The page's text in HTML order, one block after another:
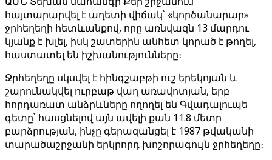
հայտարարվել է աղետի վիճակ՝ «կործանարար»
ջրհեղեղի հետևանքով, որը առնվազն 13 մարդու
կյանք է խլել, իսկ շատերին անհետ կորած է թողել,
հաստատել են իշխանությունները։
Ջրհեղեղը սկսվել է հինգշաբթի ուշ երեկոյան և
շարունակվել ուրբաթ վաղ առավոտյան, երբ
հորդառատ անձրևները ողողել են Գվադալուպե
գետը՝ հասցնելով այն ավելի քան 11.8 մետր
բարձրության, ինչը գերազանցել է 1987 թվականի
տարածաշրջանի երկրորդ խոշորագույն ջրհեղեղը։